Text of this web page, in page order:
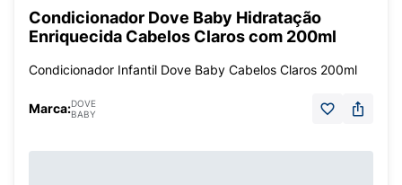
Condicionador Dove Baby Hidratação
Enriquecida Cabelos Claros com 200ml
Condicionador Infantil Dove Baby Cabelos Claros 200ml
Marca:DOVE
BABY